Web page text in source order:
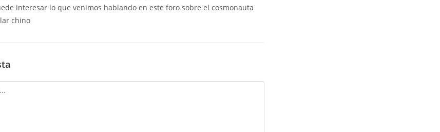
interesar lo que venimos hablando en este foro sobre el cosmonauta
chino